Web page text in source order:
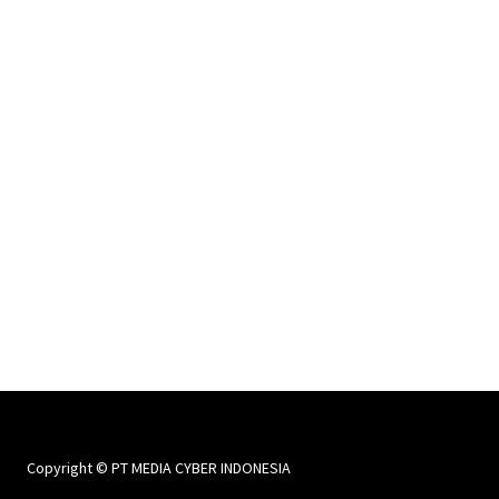
Copyright © PT MEDIA CYBER INDONESIA